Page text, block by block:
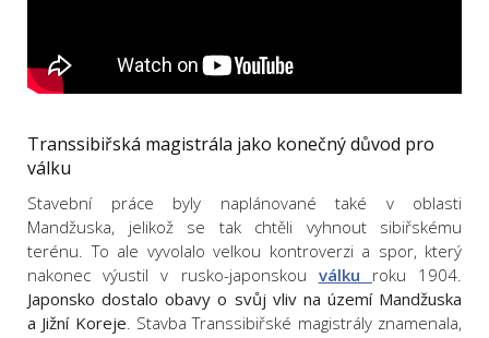
Transsibiřská magistrála jako konečný důvod pro
válku
Stavební práce byly naplánované také v oblasti
Mandžuska, jelikož se tak chtěli vyhnout sibiřskému
terénu. To ale vyvolalo velkou kontroverzi a spor, který
nakonec výustil v rusko-japonskou válku roku 1904.
Japonsko dostalo obavy o svůj vliv na území Mandžuska
a Jižní Koreje. Stavba Transsibiřské magistrály znamenala,